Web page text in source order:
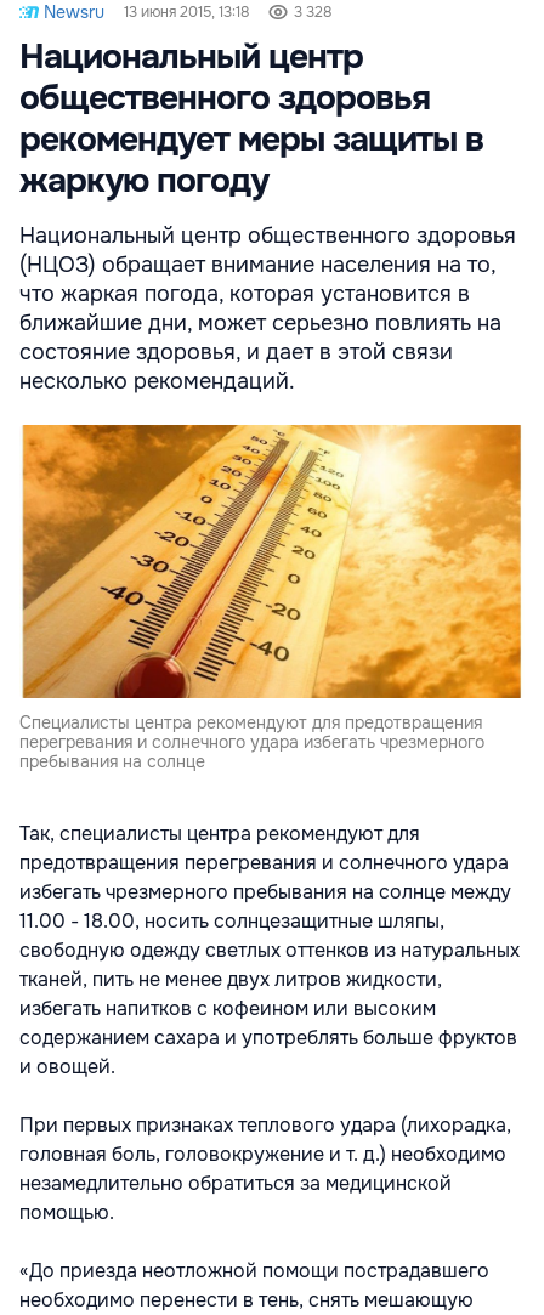
Newsru 13 июня 2015, 13:18 3 328
Национальный центр
общественного здоровья
рекомендует меры защиты в
жаркую погоду
Национальный центр общественного здоровья
(НЦОЗ) обращает внимание населения на то,
что жаркая погода, которая установится в
ближайшие дни, может серьезно повлиять на
состояние здоровья, и дает в этой связи
несколько рекомендаций.
Специалисты центра рекомендуют для предотвращения
перегревания и солнечного удара избегать чрезмерного
пребывания на солнце
Так, специалисты центра рекомендуют для
предотвращения перегревания и солнечного удара
избегать чрезмерного пребывания на солнце между
11.00 - 18.00, носить солнцезащитные шляпы,
свободную одежду светлых оттенков из натуральных
тканей, пить не менее двух литров жидкости,
избегать напитков с кофеином или высоким
содержанием сахара и употреблять больше фруктов
и овощей.
При первых признаках теплового удара (лихорадка,
головная боль, головокружение и т. д.) необходимо
незамедлительно обратиться за медицинской
помощью.
«До приезда неотложной помощи пострадавшего
необходимо перенести в тень, снять мешающую